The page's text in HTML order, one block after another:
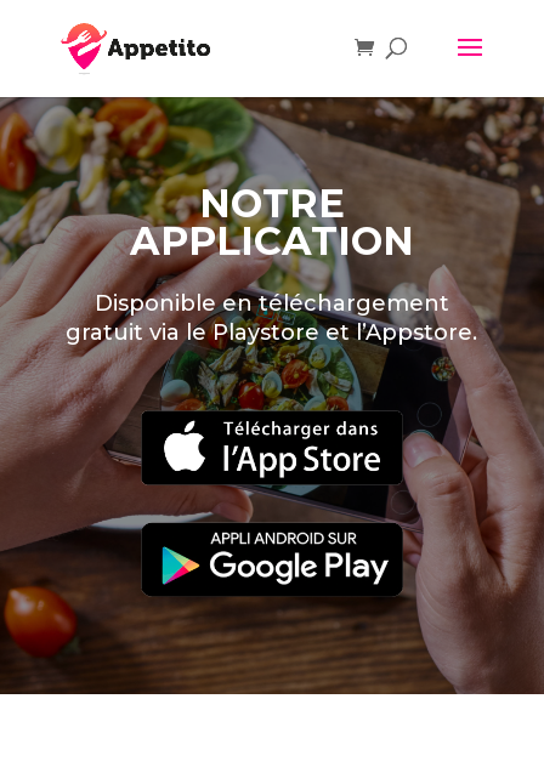
NOTRE
APPLICATION
Disponible en téléchargement
gratuit via le Playstore et l’Appstore.